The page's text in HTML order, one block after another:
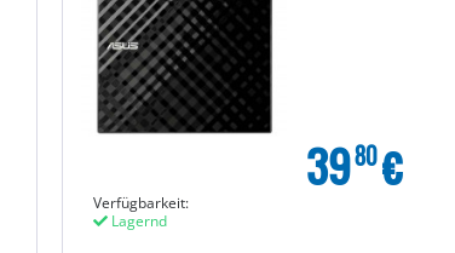
3980€
Verfügbarkeit:
Lagernd